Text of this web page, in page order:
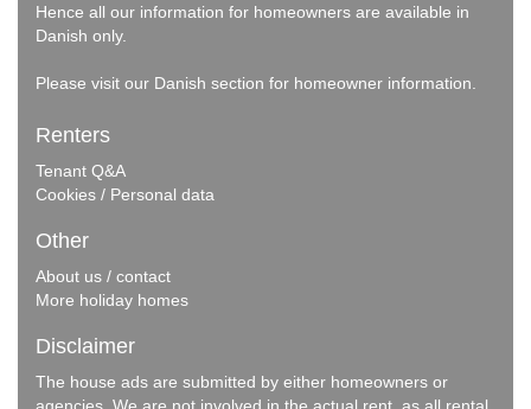
Hence all our information for homeowners are available in
Danish only.
Please visit our Danish section for homeowner information.
Renters
Tenant Q&A
Cookies / Personal data
Other
About us / contact
More holiday homes
Disclaimer
The house ads are submitted by either homeowners or